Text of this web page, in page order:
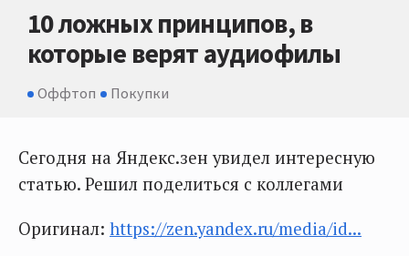
10 ложных принципов, в
которые верят аудиофилы
Оффтоп Покупки
Сегодня на Яндекс.зен увидел интересную
статью. Решил поделиться с коллегами
Оригинал: https://zen.yandex.ru/media/id...